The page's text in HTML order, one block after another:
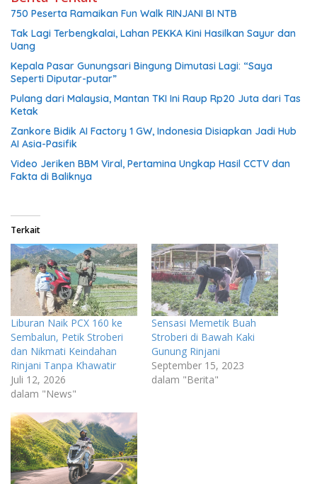
750 Peserta Ramaikan Fun Walk RINJANI BI NTB
Tak Lagi Terbengkalai, Lahan PEKKA Kini Hasilkan Sayur dan
Uang
Kepala Pasar Gunungsari Bingung Dimutasi Lagi: “Saya
Seperti Diputar-putar”
Pulang dari Malaysia, Mantan TKI Ini Raup Rp20 Juta dari Tas
Ketak
Zankore Bidik AI Factory 1 GW, Indonesia Disiapkan Jadi Hub
AI Asia-Pasifik
Video Jeriken BBM Viral, Pertamina Ungkap Hasil CCTV dan
Fakta di Baliknya
Terkait
Liburan Naik PCX 160 ke
Sembalun, Petik Stroberi
dan Nikmati Keindahan
Rinjani Tanpa Khawatir
Juli 12, 2026
dalam "News"
Sensasi Memetik Buah
Stroberi di Bawah Kaki
Gunung Rinjani
September 15, 2023
dalam "Berita"